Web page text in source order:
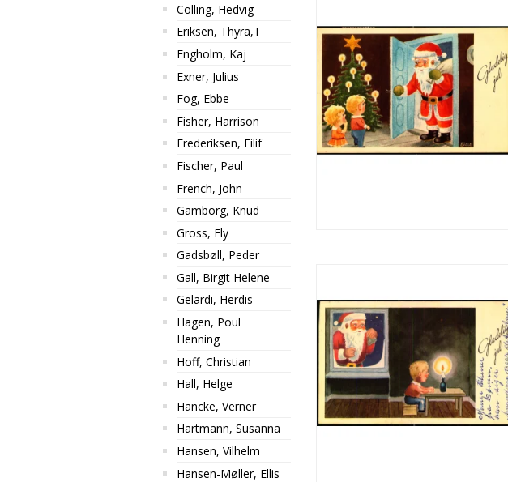
Colling, Hedvig
Eriksen, Thyra,T
Engholm, Kaj
Exner, Julius
Fog, Ebbe
Fisher, Harrison
Frederiksen, Eilif
Fischer, Paul
French, John
Gamborg, Knud
Gross, Ely
Gadsbøll, Peder
Gall, Birgit Helene
Gelardi, Herdis
Hagen, Poul
Henning
Hoff, Christian
Hall, Helge
Hancke, Verner
Hartmann, Susanna
Hansen, Vilhelm
Hansen-Møller, Ellis